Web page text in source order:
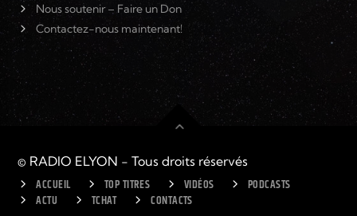
Nous soutenir – Faire un Don
Contactez-nous maintenant!
© RADIO ELYON - Tous droits réservés
ACCUEIL TOP TITRES VIDÉOS
PODCASTS
ACTU
TCHAT CONTACTS